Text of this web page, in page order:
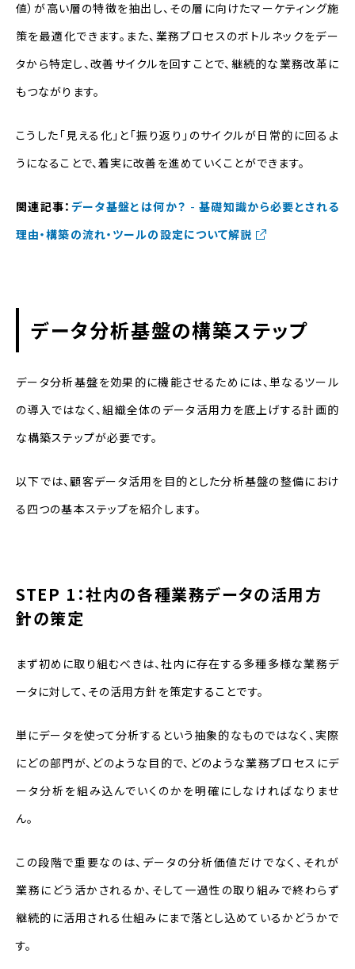
値）が高い層の特徴を抽出し、その層に向けたマーケティング施
策を最適化できます。また、業務プロセスのボトルネックをデー
タから特定し、改善サイクルを回すことで、継続的な業務改革に
もつながります。
こうした「見える化」と「振り返り」のサイクルが日常的に回るよ
うになることで、着実に改善を進めていくことができます。
関連記事： データ基盤とは何か？ -基礎知識から必要とされる
理由・構築の流れ・ツールの設定について解説
データ分析基盤の構築ステップ
データ分析基盤を効果的に機能させるためには、単なるツール
の導入ではなく、組織全体のデータ活用力を底上げする計画的
な構築ステップが必要です。
以下では、顧客データ活用を目的とした分析基盤の整備におけ
る四つの基本ステップを紹介します。
STEP 1：社内の各種業務データの活用方
針の策定
まず初めに取り組むべきは、社内に存在する多種多様な業務デ
ータに対して、その活用方針を策定することです。
単にデータを使って分析するという抽象的なものではなく、実際
にどの部門が、どのような目的で、どのような業務プロセスにデ
ータ分析を組み込んでいくのかを明確にしなければなりませ
ん。
この段階で重要なのは、データの分析価値だけでなく、それが
業務にどう活かされるか、そして一過性の取り組みで終わらず
継続的に活用される仕組みにまで落とし込めているかどうかで
す。